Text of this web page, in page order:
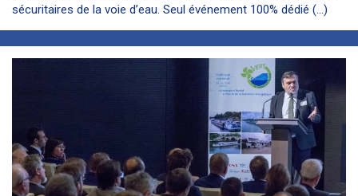
sécuritaires de la voie d’eau. Seul événement 100% dédié (...)